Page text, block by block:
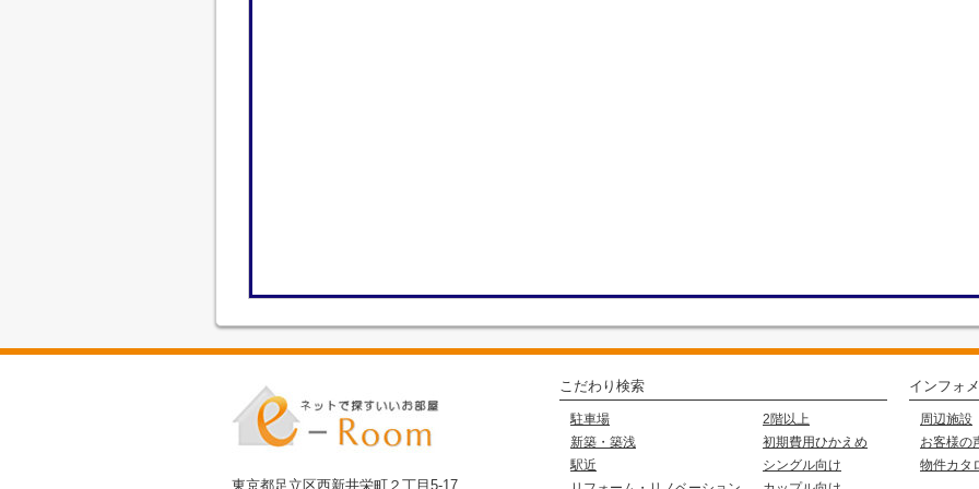
東京都足立区西新井栄町２丁目5-17
こだわり検索
駐車場
新築・築浅
駅近
2階以上
初期費用ひかえめ
シングル向け
インフォ
周辺施設
お客様の
物件カタ